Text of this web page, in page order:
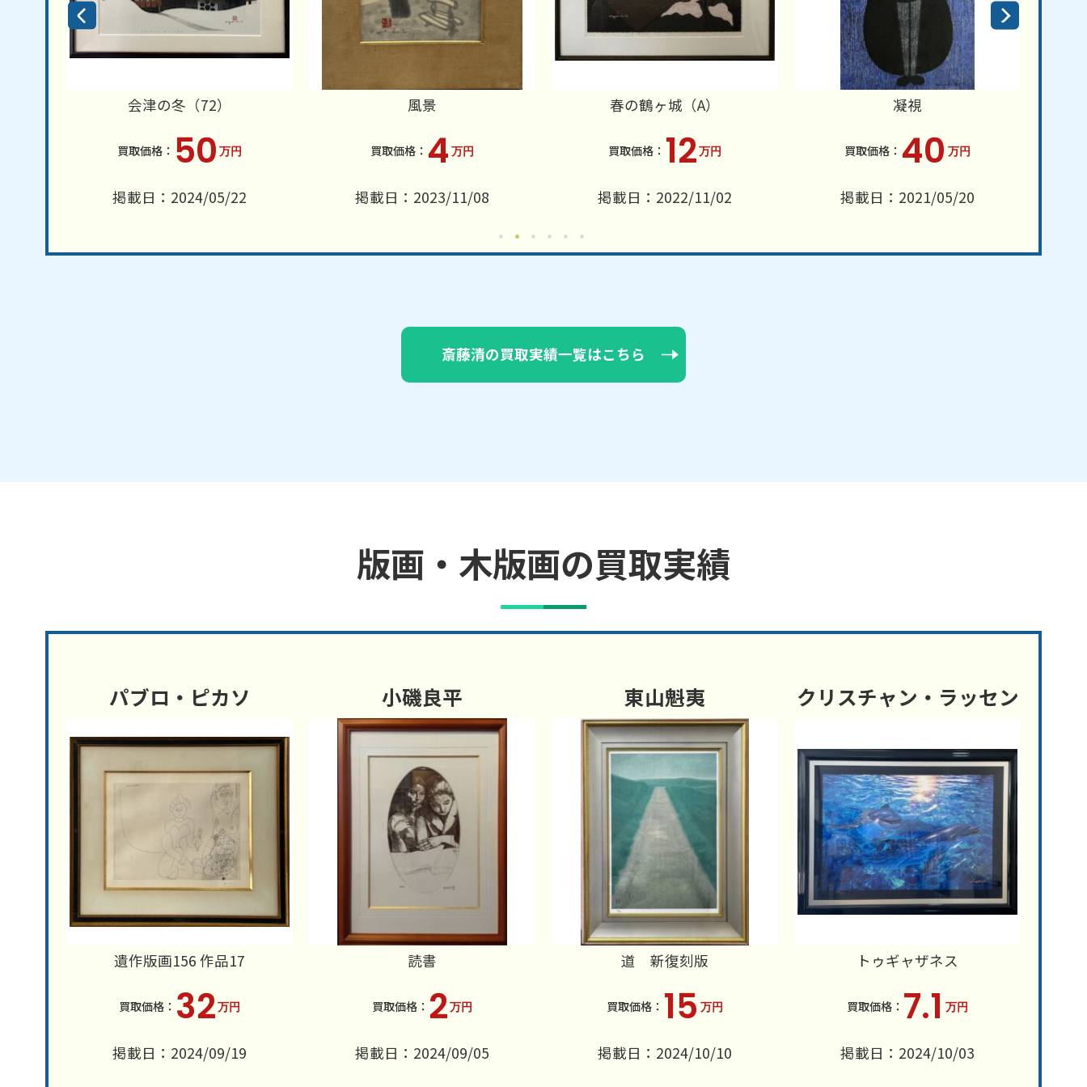
会津の冬（72）
50 万円
掲載日：2024/05/22
風景
4 万円
掲載日：2023/11/08
春の鶴ヶ城（A）
12万円
掲載日：2022/11/02
凝視
40 万円
掲載日：2021/05/20
斎藤清の買取実績一覧はこちら
版画・木版画の買取実績
パブロ・ピカソ
遺作版画156 作品17
32万円
掲載日：2024/09/19
小磯良平
読書
2万円
掲載日：2024/09/05
東山魁夷
道 新復刻版
15 万円
掲載日：2024/10/10
クリスチャン・ラッセン
トゥギャザネス
7.1 万円
掲載日：2024/10/03